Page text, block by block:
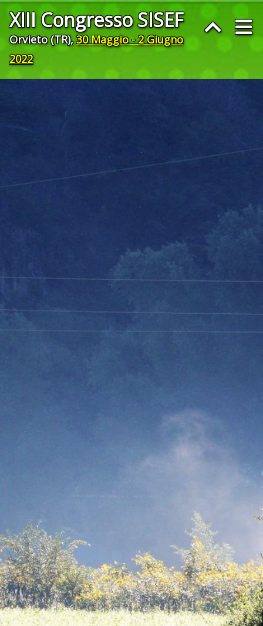
XIII Congresso SISEF
Orvieto (TR),30 Maggio - 2 Giugno
2022
© Marzia Speziari “Presenza Stroncata”